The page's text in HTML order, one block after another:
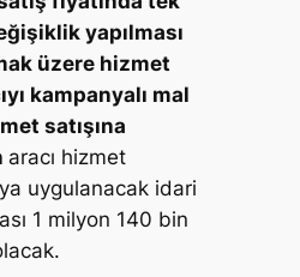
yapılması
üzere hizmet
kampanyalı mal
satışına
aracı hizmet
uygulanacak idari
1 milyon 140 bin